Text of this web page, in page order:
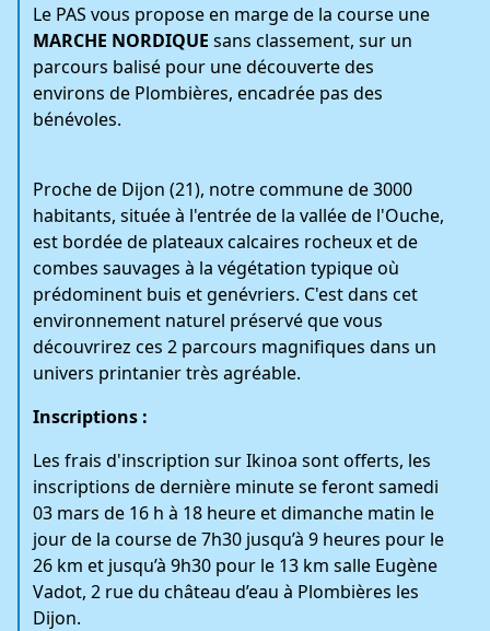
Le PAS vous propose en marge de la course une
MARCHE NORDIQUE sans classement, sur un
parcours balisé pour une découverte des
environs de Plombières, encadrée pas des
bénévoles.
Proche de Dijon (21), notre commune de 3000
habitants, située à l'entrée de la vallée de l'Ouche,
est bordée de plateaux calcaires rocheux et de
combes sauvages à la végétation typique où
prédominent buis et genévriers. C'est dans cet
environnement naturel préservé que vous
découvrirez ces 2 parcours magnifiques dans un
univers printanier très agréable.
Inscriptions :
Les frais d'inscription sur Ikinoa sont offerts, les
inscriptions de dernière minute se feront samedi
03 mars de 16 h à 18 heure et dimanche matin le
jour de la course de 7h30 jusqu’à 9 heures pour le
26 km et jusqu’à 9h30 pour le 13 km salle Eugène
Vadot, 2 rue du château d’eau à Plombières les
Dijon.